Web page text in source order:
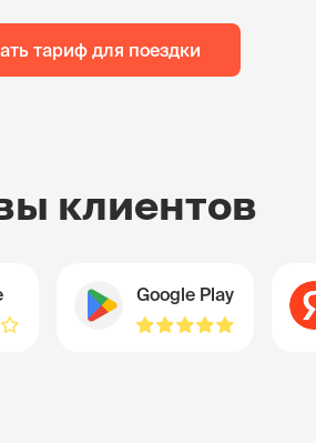
тариф для поездки
клиентов
Google Play